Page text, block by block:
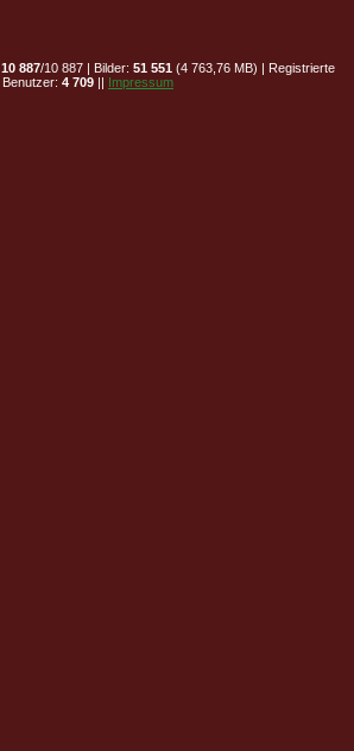
10 887/10 887 | Bilder: 51 551 (4 763,76 MB) | Registrierte
Benutzer: 4 709 || Impressum